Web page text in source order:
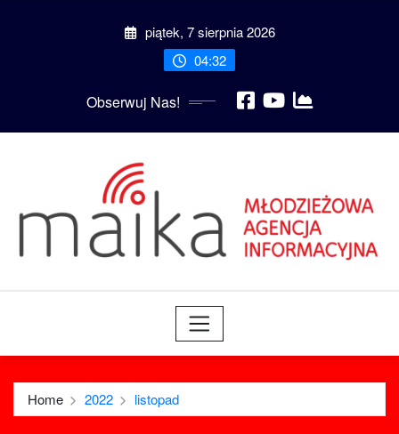
piątek, 7 sierpnia 2026
04:32
Obserwuj Nas!
Home 2022 listopad